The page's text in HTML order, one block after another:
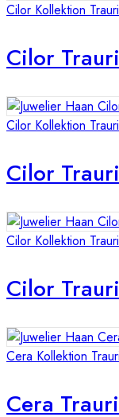
Cilor Kollektion
Cilor
Cilor Kollektion
Cilor
Cilor Kollektion
Cilor
Cera Kollektion
Cera